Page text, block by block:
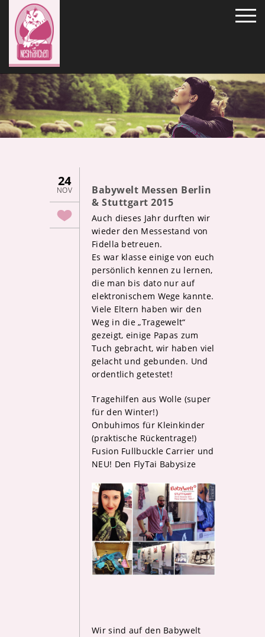
24
NOV
Babywelt Messen Berlin
& Stuttgart 2015
Auch dieses Jahr durften wir
wieder den Messestand von
Fidella betreuen.
Es war klasse einige von euch
persönlich kennen zu lernen,
die man bis dato nur auf
elektronischem Wege kannte.
Viele Eltern haben wir den
Weg in die „Tragewelt“
gezeigt, einige Papas zum
Tuch gebracht, wir haben viel
gelacht und gebunden. Und
ordentlich getestet!
Tragehilfen aus Wolle (super
für den Winter!)
Onbuhimos für Kleinkinder
(praktische Rückentrage!)
Fusion Fullbuckle Carrier und
NEU! Den FlyTai Babysize
Wir sind auf den Babywelt